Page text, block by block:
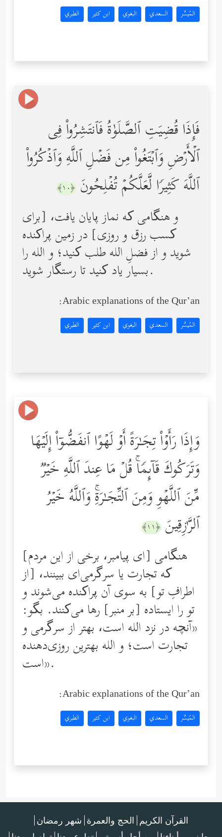
المُيسَّر السعدي البغوي ابن كثير الطبري
فَإِذَا قُضِیَتِ ٱلصَّلَوٰةُ فَٱنتَشِرُواْ فِی
ٱلۡأَرۡضِ وَٱبۡتَغُواْ مِن فَضۡلِ ٱللَّهِ وَٱذۡكُرُواْ
ٱللَّهَ كَثِیرࣰا لَّعَلَّكُمۡ تُفۡلِحُونَ ﴿١٠﴾
و هنگامی ‌که نماز پایان یافت، [برای
کسب رزق و روزی] در زمین پراکنده
شوید و از فضلِ الله طلب کنید؛ و الله را
بسیار یاد کنید تا رستگار شوید.
Arabic explanations of the Qur’an:
المُيسَّر السعدي البغوي ابن كثير الطبري
وَإِذَا رَأَوۡاْ تِجَـٰرَةً أَوۡ لَهۡوًا ٱنفَضُّوۤاْ إِلَیۡهَا
وَتَرَكُوكَ قَاۤىِٕمࣰاۚ قُلۡ مَا عِندَ ٱللَّهِ خَیۡرࣱ
مِّنَ ٱللَّهۡوِ وَمِنَ ٱلتِّجَـٰرَةِۚ وَٱللَّهُ خَیۡرُ
ٱلرَّ ٰ⁠زِقِینَ ﴿١١﴾
[ای پیامبر، برخی از این مردم] هنگامی
‌که تجارت یا سرگرمی‌ای ببینند، [از
اطرافِ تو] به سوی آن پراکنده می‌شوند و
تو را ایستاده [بر منبر] رها می‌کنند. بگو:
«آنچه در نزد الله است، بهتر از سرگرمی و
تجارت است؛ و الله بهترین روزی‌دهنده
است».
Arabic explanations of the Qur’an:
المُيسَّر السعدي البغوي ابن كثير الطبري
القرآن الكريم الحج والعمرة شهر رمضان